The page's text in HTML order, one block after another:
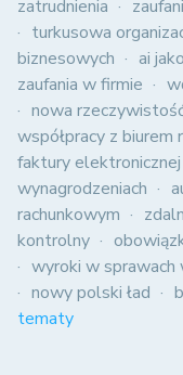
zatrudnienia
turkusowa
biznesowych
ai
zaufania w firmie
nowa
współpracy z
faktury elektronicznej
wynagrodzeniach
rachunkowym
kontrolny
wyroki w sprawach
nowy polski ład
tematy